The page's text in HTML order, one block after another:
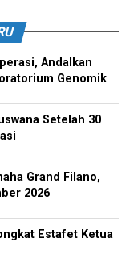
Andalkan
Genomik
Setelah 30
Grand Filano,
2026
Estafet Ketua